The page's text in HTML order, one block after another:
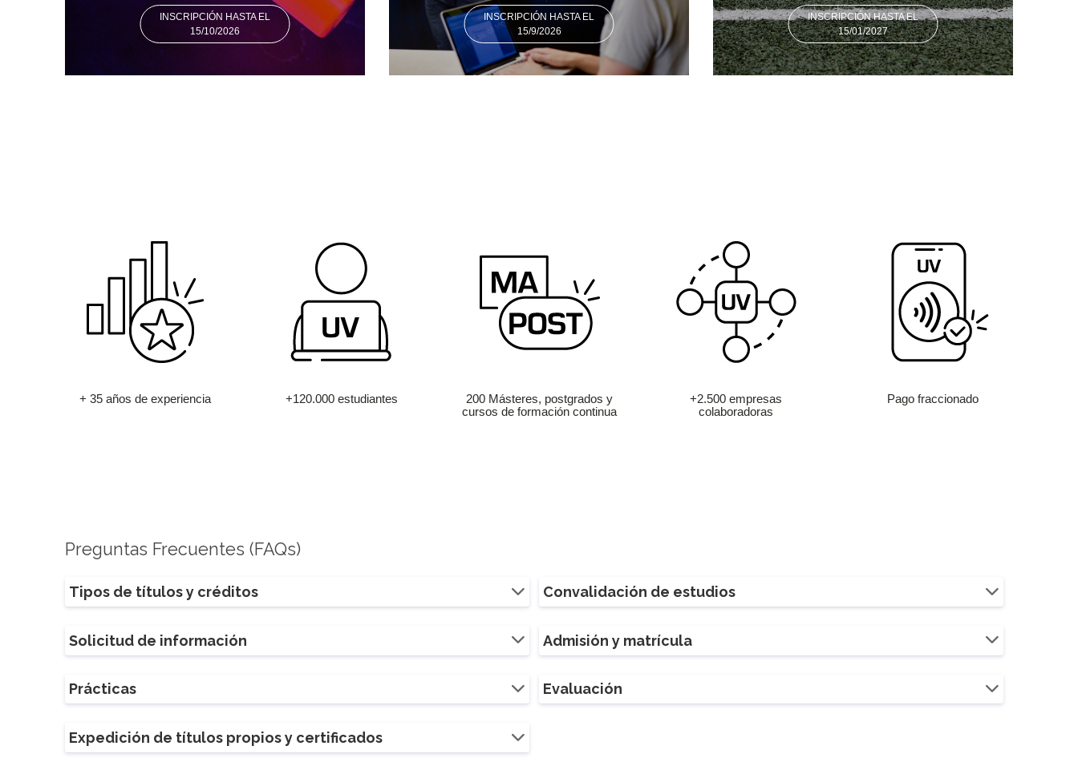
INSCRIPCIÓN HASTA EL
15/10/2026
INSCRIPCIÓN HASTA EL
15/9/2026
INSCRIPCIÓN HASTA EL
15/01/2027
+ 35 años de experiencia +120.000 estudiantes
200 Másteres, postgrados y
cursos de formación continua
+2.500 empresas
colaboradoras
Pago fraccionado
Preguntas Frecuentes (FAQs)
Tipos de títulos y créditos Convalidación de estudios
Solicitud de información Admisión y matrícula
Prácticas Evaluación
Expedición de títulos propios y certificados